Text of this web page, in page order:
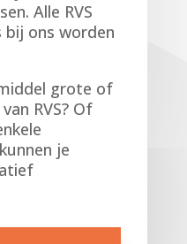
Alle RVS
bij ons worden
grote of
RVS? Of
je